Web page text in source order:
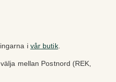
i vår butik.
mellan Postnord (REK,